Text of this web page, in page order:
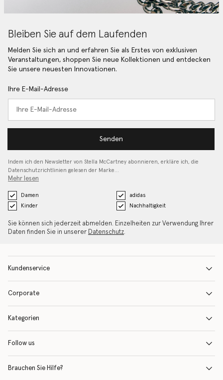
Bleiben Sie auf dem Laufenden
Melden Sie sich an und erfahren Sie als Erstes von exklusiven
Veranstaltungen, shoppen Sie neue Kollektionen und entdecken
Sie unsere neuesten Innovationen.
Ihre E-Mail-Adresse
Senden
Indem ich den Newsletter von Stella McCartney abonnieren, erkläre ich, die
Datenschutzrichtlinien gelesen der Marke…
Mehr lesen
Damen
adidas
Kinder
Nachhaltigkeit
Sie können sich jederzeit abmelden. Einzelheiten zur Verwendung Ihrer
Daten finden Sie in unserer Datenschutz.
Kundenservice
Corporate
Kategorien
Follow us
Brauchen Sie Hilfe?